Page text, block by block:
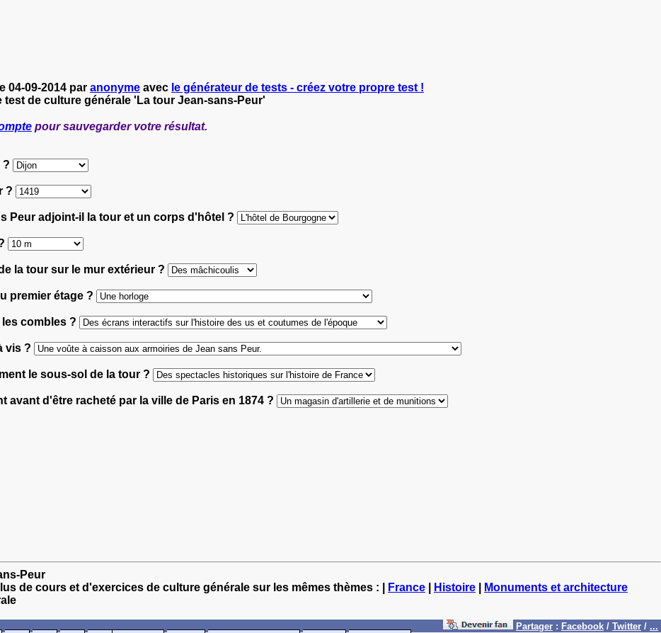
04-09-2014 par anonyme avec le générateur de tests - créez votre propre test !
test de culture générale 'La tour Jean-sans-Peur'
pour sauvegarder votre résultat.
?
?
Peur adjoint-il la tour et un corps d'hôtel ?
la tour sur le mur extérieur ?
premier étage ?
combles ?
vis ?
le sous-sol de la tour ?
avant d'être racheté par la ville de Paris en 1874 ?
Peur
de cours et d'exercices de culture générale sur les mêmes thèmes : | France Histoire
Monuments et architecture
Partager : Facebook / Twitter / ...